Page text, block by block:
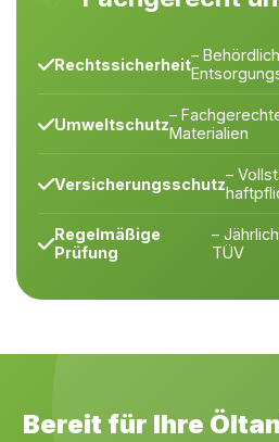
Rechtssicherheit–
Umweltschutz–
Materialien
Versicherungsschutz–
Regelmäßige
Prüfung
–
TÜV
Bereit für Ihre